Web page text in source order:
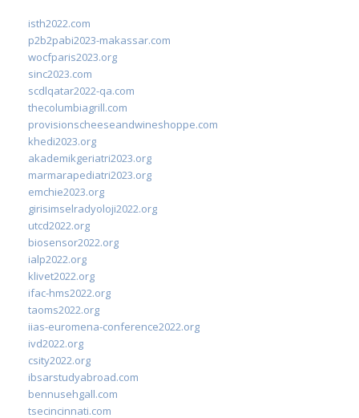
isth2022.com
p2b2pabi2023-makassar.com
wocfparis2023.org
sinc2023.com
scdlqatar2022-qa.com
thecolumbiagrill.com
provisionscheeseandwineshoppe.com
khedi2023.org
akademikgeriatri2023.org
marmarapediatri2023.org
emchie2023.org
girisimselradyoloji2022.org
utcd2022.org
biosensor2022.org
ialp2022.org
klivet2022.org
ifac-hms2022.org
taoms2022.org
iias-euromena-conference2022.org
ivd2022.org
csity2022.org
ibsarstudyabroad.com
bennusehgall.com
tsecincinnati.com